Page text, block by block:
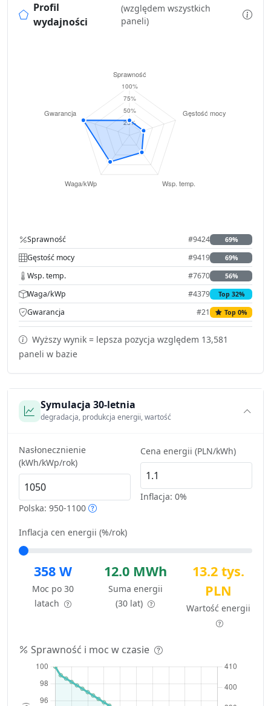
Profil
wydajności
(względem wszystkich
paneli)
Sprawność #9424 69%
Gęstość mocy #9419 69%
Wsp. temp. #7670 56%
Waga/kWp #4379 Top 32%
Gwarancja #21 Top 0%
Wyższy wynik = lepsza pozycja względem 13,581
paneli w bazie
Symulacja 30-letnia
degradacja, produkcja energii, wartość
Nasłonecznienie
(kWh/kWp/rok)
Polska: 950-1100
Cena energii (PLN/kWh)
Inflacja: 0%
Inflacja cen energii (%/rok)
358 W
Moc po 30
latach
12.0 MWh
Suma energii
(30 lat)
13.2 tys.
PLN
Wartość energii
Sprawność i moc w czasie